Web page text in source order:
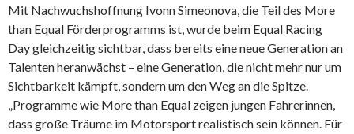
Mit Nachwuchshoffnung Ivonn Simeonova, die Teil des More
than Equal Förderprogramms ist, wurde beim Equal Racing
Day gleichzeitig sichtbar, dass bereits eine neue Generation an
Talenten heranwächst – eine Generation, die nicht mehr nur um
Sichtbarkeit kämpft, sondern um den Weg an die Spitze.
„Programme wie More than Equal zeigen jungen Fahrerinnen,
dass große Träume im Motorsport realistisch sein können. Für